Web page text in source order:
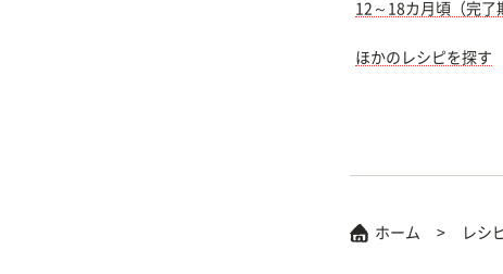
12～18カ月頃（完了
ほかのレシピを探す
ホーム レシ